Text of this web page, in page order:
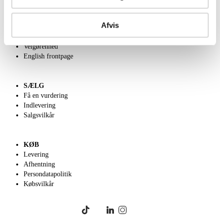
Afvis
Kontakt os
Velgørenhed
English frontpage
SÆLG
Få en vurdering
Indlevering
Salgsvilkår
KØB
Levering
Afhentning
Persondatapolitik
Købsvilkår